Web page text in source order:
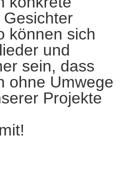
können sich
und
sein, dass
ohne Umwege
Projekte